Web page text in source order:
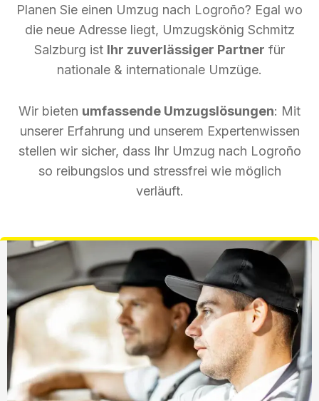
Planen Sie einen Umzug nach Logroño? Egal wo
die neue Adresse liegt, Umzugskönig Schmitz
Salzburg ist Ihr zuverlässiger Partner für
nationale & internationale Umzüge.
Wir bieten umfassende Umzugslösungen: Mit
unserer Erfahrung und unserem Expertenwissen
stellen wir sicher, dass Ihr Umzug nach Logroño
so reibungslos und stressfrei wie möglich
verläuft.